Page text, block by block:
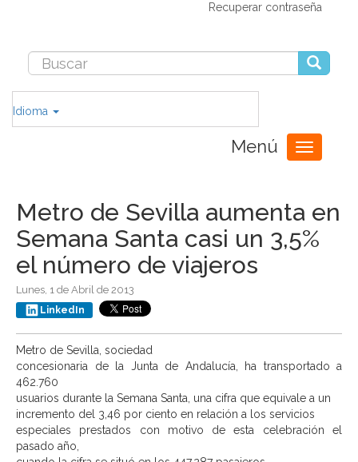
Recuperar contraseña
Idioma
Menú
Toggle
navigation
Metro de Sevilla aumenta en
Semana Santa casi un 3,5%
el número de viajeros
Lunes, 1 de Abril de 2013
LinkedIn
Metro de Sevilla, sociedad
concesionaria de la Junta de Andalucía, ha transportado a
462.760
usuarios durante la Semana Santa, una cifra que equivale a un
incremento del 3,46 por ciento en relación a los servicios
especiales prestados con motivo de esta celebración el
pasado año,